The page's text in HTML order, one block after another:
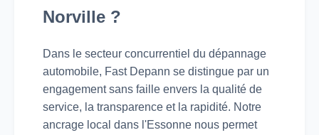
Norville ?
Dans le secteur concurrentiel du dépannage
automobile, Fast Depann se distingue par un
engagement sans faille envers la qualité de
service, la transparence et la rapidité. Notre
ancrage local dans l'Essonne nous permet